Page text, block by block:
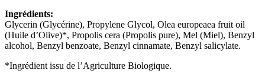
Ingrédients:
Glycerin (Glycérine), Propylene Glycol, Olea europeaea fruit oil
(Huile d’Olive)*, Propolis cera (Propolis pure), Mel (Miel), Benzyl
alcohol, Benzyl benzoate, Benzyl cinnamate, Benzyl salicylate.
*Ingrédient issu de l’Agriculture Biologique.